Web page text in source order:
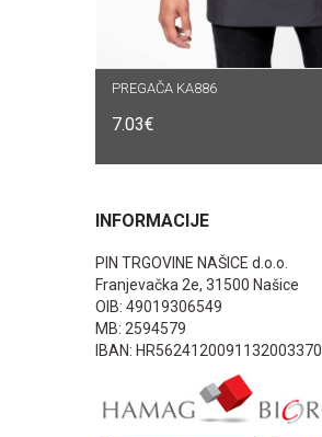
PREGAČA KA886
7.03€
ODABERI OPCIJE
INFORMACIJE
PIN TRGOVINE NAŠICE d.o.o.
Franjevačka 2e, 31500 Našice
OIB: 49019306549
MB: 2594579
IBAN: HR5624120091132003370